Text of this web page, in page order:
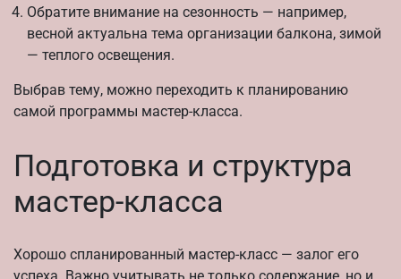
Обратите внимание на сезонность — например,
весной актуальна тема организации балкона, зимой
— теплого освещения.
Выбрав тему, можно переходить к планированию
самой программы мастер-класса.
Подготовка и структура
мастер-класса
Хорошо спланированный мастер-класс — залог его